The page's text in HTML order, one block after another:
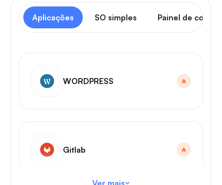
Aplicações SO simples Painel de
WORDPRESS
Gitlab